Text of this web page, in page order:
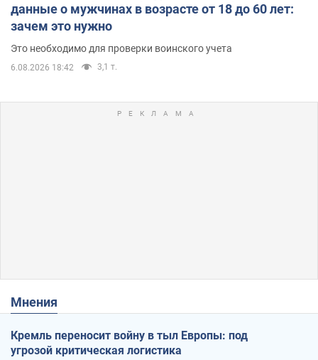
данные о мужчинах в возрасте от 18 до 60 лет:
зачем это нужно
Это необходимо для проверки воинского учета
6.08.2026 18:42 3,1 т.
Мнения
Кремль переносит войну в тыл Европы: под
угрозой критическая логистика